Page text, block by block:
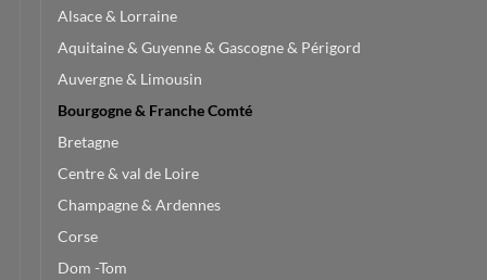
Alsace & Lorraine
Aquitaine & Guyenne & Gascogne & Périgord
Auvergne & Limousin
Bourgogne & Franche Comté
Bretagne
Centre & val de Loire
Champagne & Ardennes
Corse
Dom -Tom